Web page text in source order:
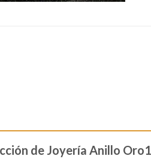
de Joyería Anillo